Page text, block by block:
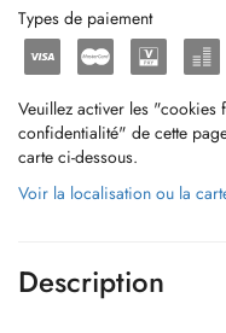
Types de paiement
Veuillez activer les "cookies
confidentialité" de cette
carte ci-dessous.
Voir la localisation ou la
Description